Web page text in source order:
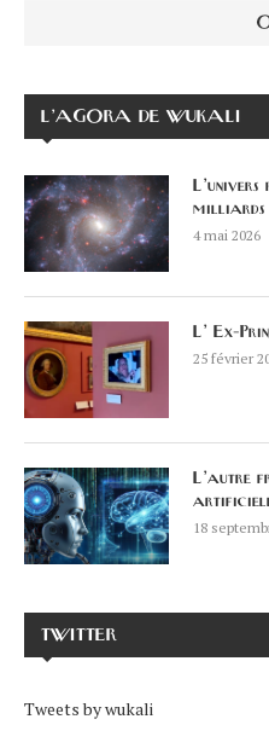
L’AGORA DE WUKALI
milliards
4 mai 2026
L’ Ex-
25 février
L’autre
18
TWITTER
Tweets by wukali